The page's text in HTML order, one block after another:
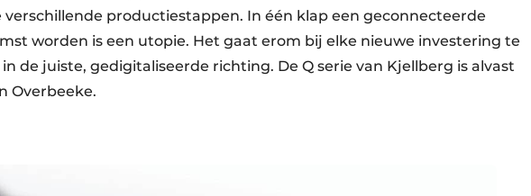
verschillende productiestappen. In één klap een geconnecteerde
worden is een utopie. Het gaat erom bij elke nieuwe investering te
de juiste, gedigitaliseerde richting. De Q serie van Kjellberg is alvast
Overbeeke.